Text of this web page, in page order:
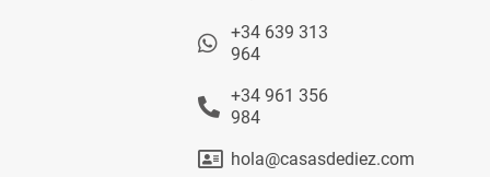
+34 639 313
964
+34 961 356
984
hola@casasdediez.com